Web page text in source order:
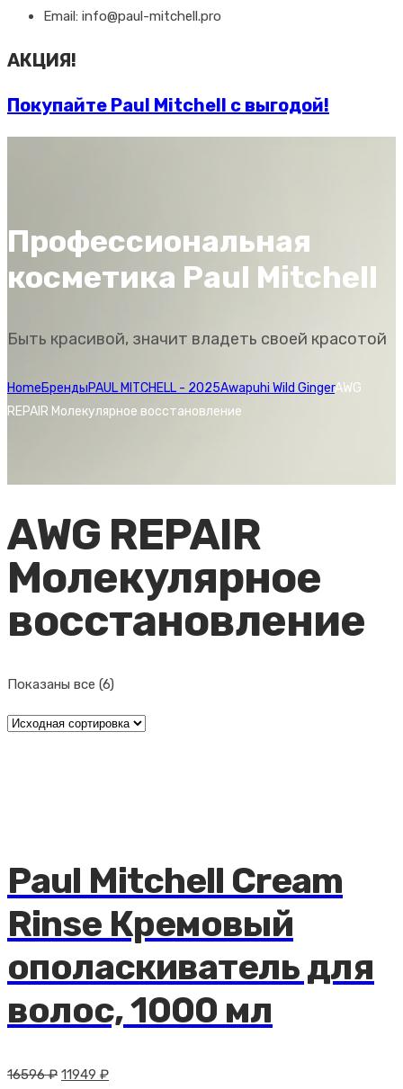
Email: info@paul-mitchell.pro
АКЦИЯ!
Покупайте Paul Mitchell с выгодой!
Профессиональная
косметика Paul Mitchell
Быть красивой, значит владеть своей красотой
HomeБрендыPAUL MITCHELL - 2025Awapuhi Wild GingerAWG
REPAIR Молекулярное восстановление
AWG REPAIR
Молекулярное
восстановление
Показаны все (6)
Paul Mitchell Cream
Rinse Кремовый
ополаскиватель для
волос, 1000 мл
16596₽ Первоначальная
11949 ₽Текущая